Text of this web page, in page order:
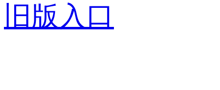
旧版入口